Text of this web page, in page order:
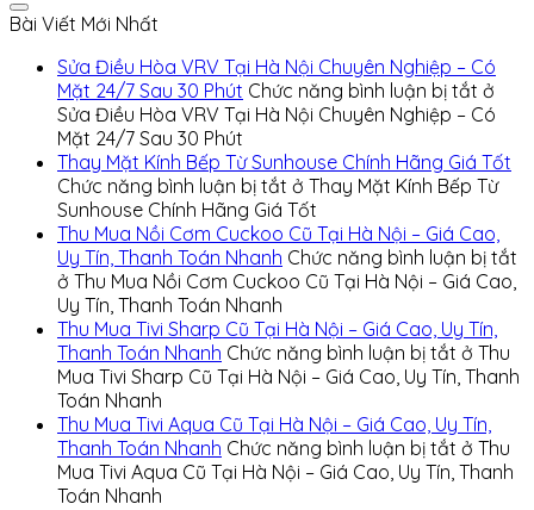
Bài Viết Mới Nhất
Sửa Điều Hòa VRV Tại Hà Nội Chuyên Nghiệp – Có
Mặt 24/7 Sau 30 Phút Chức năng bình luận bị tắt ở
Sửa Điều Hòa VRV Tại Hà Nội Chuyên Nghiệp – Có
Mặt 24/7 Sau 30 Phút
Thay Mặt Kính Bếp Từ Sunhouse Chính Hãng Giá Tốt
Chức năng bình luận bị tắt ở Thay Mặt Kính Bếp Từ
Sunhouse Chính Hãng Giá Tốt
Thu Mua Nồi Cơm Cuckoo Cũ Tại Hà Nội – Giá Cao,
Uy Tín, Thanh Toán Nhanh Chức năng bình luận bị tắt
ở Thu Mua Nồi Cơm Cuckoo Cũ Tại Hà Nội – Giá Cao,
Uy Tín, Thanh Toán Nhanh
Thu Mua Tivi Sharp Cũ Tại Hà Nội – Giá Cao, Uy Tín,
Thanh Toán Nhanh Chức năng bình luận bị tắt ở Thu
Mua Tivi Sharp Cũ Tại Hà Nội – Giá Cao, Uy Tín, Thanh
Toán Nhanh
Thu Mua Tivi Aqua Cũ Tại Hà Nội – Giá Cao, Uy Tín,
Thanh Toán Nhanh Chức năng bình luận bị tắt ở Thu
Mua Tivi Aqua Cũ Tại Hà Nội – Giá Cao, Uy Tín, Thanh
Toán Nhanh